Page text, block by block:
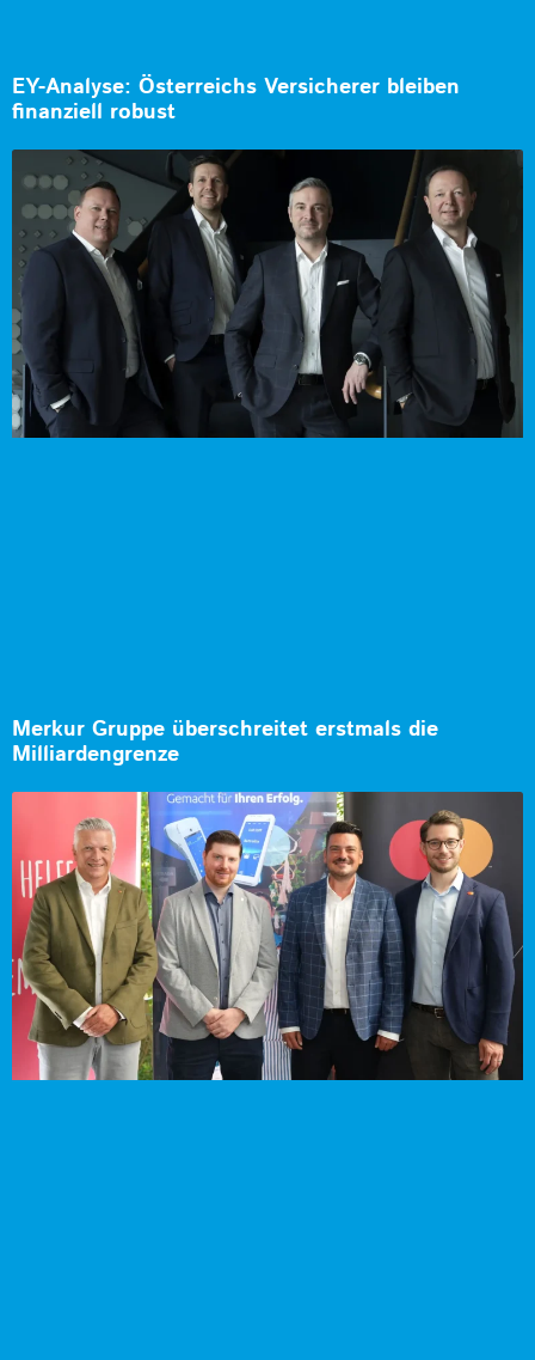
EY-Analyse: Österreichs Versicherer bleiben
finanziell robust
Merkur Gruppe überschreitet erstmals die
Milliardengrenze